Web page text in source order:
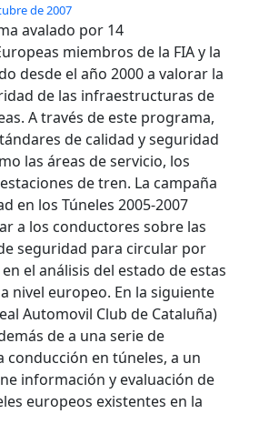
de 2007
avalado por 14
miembros de la FIA y la
desde el año 2000 a valorar la
de las infraestructuras de
A través de este programa,
de calidad y seguridad
las áreas de servicio, los
de tren. La campaña
en los Túneles 2005-2007
a los conductores sobre las
seguridad para circular por
el análisis del estado de estas
nivel europeo. En la siguiente
Automovil Club de Cataluña)
de a una serie de
conducción en túneles, a un
información y evaluación de
europeos existentes en la